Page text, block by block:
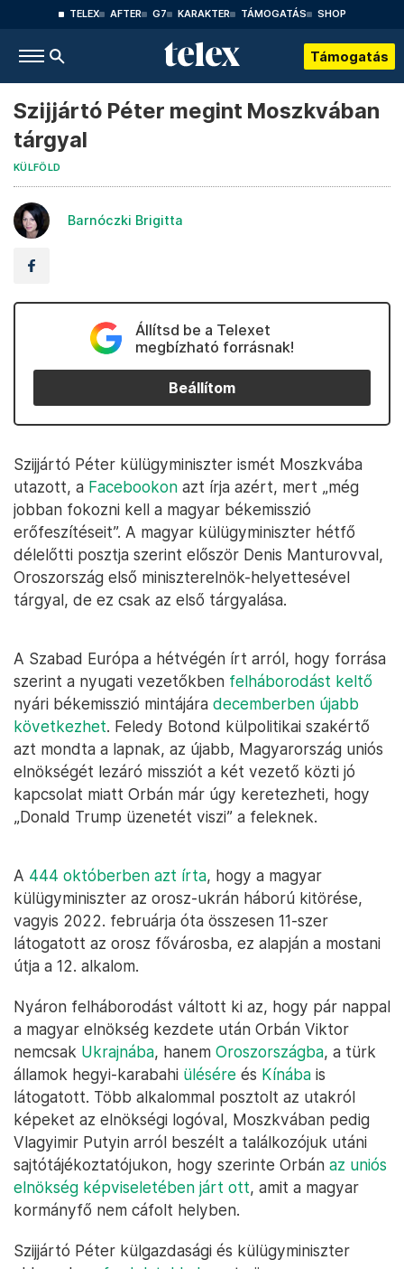
TELEX AFTER G7 KARAKTER TÁMOGATÁS SHOP
Támogatás
Szijjártó Péter megint Moszkvában
tárgyal
KÜLFÖLD
Barnóczki Brigitta
Állítsd be a Telexet
megbízható forrásnak!
Beállítom
Szijjártó Péter külügyminiszter ismét Moszkvába
utazott, a Facebookon azt írja azért, mert „még
jobban fokozni kell a magyar békemisszió
erőfeszítéseit”. A magyar külügyminiszter hétfő
délelőtti posztja szerint először Denis Manturovval,
Oroszország első miniszterelnök-helyettesével
tárgyal, de ez csak az első tárgyalása.
A Szabad Európa a hétvégén írt arról, hogy forrása
szerint a nyugati vezetőkben felháborodást keltő
nyári békemisszió mintájára decemberben újabb
következhet. Feledy Botond külpolitikai szakértő
azt mondta a lapnak, az újabb, Magyarország uniós
elnökségét lezáró missziót a két vezető közti jó
kapcsolat miatt Orbán már úgy keretezheti, hogy
„Donald Trump üzenetét viszi” a feleknek.
A 444 októberben azt írta, hogy a magyar
külügyminiszter az orosz-ukrán háború kitörése,
vagyis 2022. februárja óta összesen 11-szer
látogatott az orosz fővárosba, ez alapján a mostani
útja a 12. alkalom.
Nyáron felháborodást váltott ki az, hogy pár nappal
a magyar elnökség kezdete után Orbán Viktor
nemcsak Ukrajnába, hanem Oroszországba, a türk
államok hegyi-karabahi ülésére és Kínába is
látogatott. Több alkalommal posztolt az utakról
képeket az elnökségi logóval, Moszkvában pedig
Vlagyimir Putyin arról beszélt a találkozójuk utáni
sajtótájékoztatójukon, hogy szerinte Orbán az uniós
elnökség képviseletében járt ott, amit a magyar
kormányfő nem cáfolt helyben.
Szijjártó Péter külgazdasági és külügyminiszter